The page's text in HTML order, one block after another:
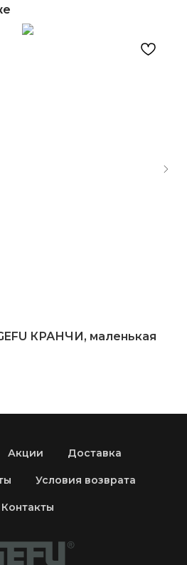
КРАНЧИ, маленькая
Акции Доставка
Условия возврата
Контакты